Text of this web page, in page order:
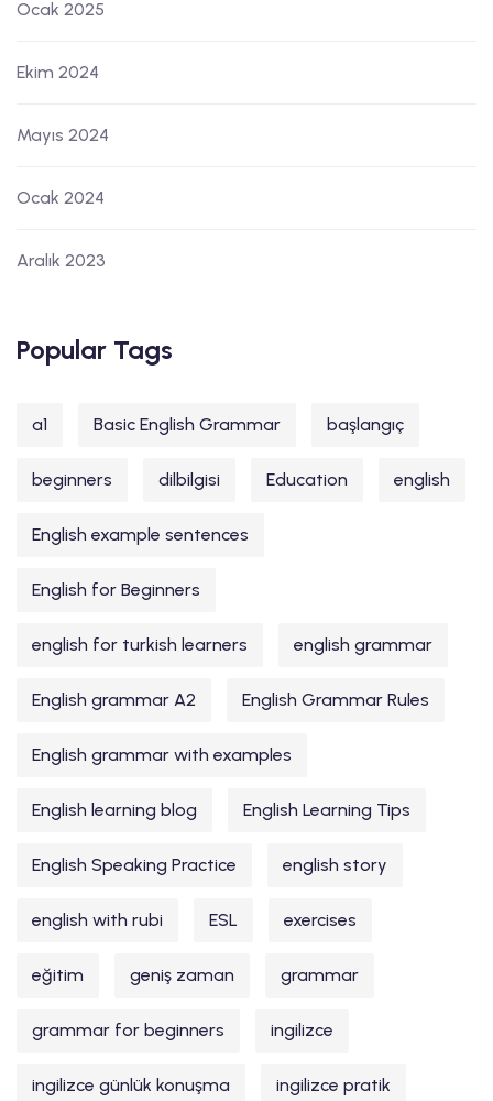
Ocak 2025
Ekim 2024
Mayıs 2024
Ocak 2024
Aralık 2023
Popular Tags
a1 Basic English Grammar başlangıç
beginners dilbilgisi Education english
English example sentences
English for Beginners
english for turkish learners english grammar
English grammar A2 English Grammar Rules
English grammar with examples
English learning blog English Learning Tips
English Speaking Practice english story
english with rubi ESL exercises
eğitim geniş zaman grammar
grammar for beginners ingilizce
ingilizce günlük konuşma ingilizce pratik